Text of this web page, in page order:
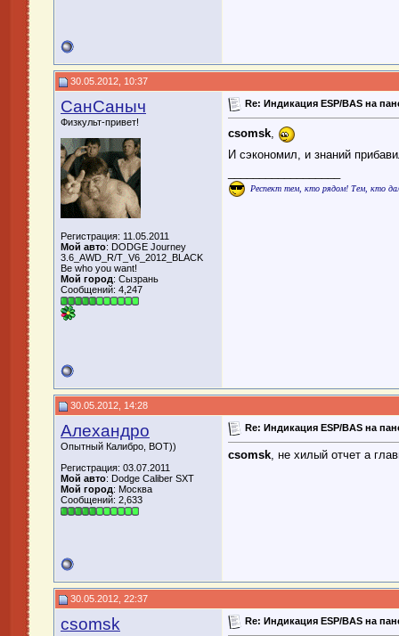
30.05.2012, 10:37
СанСаныч
Физкульт-привет!
Регистрация: 11.05.2011
Мой авто: DODGE Journey
3.6_AWD_R/T_V6_2012_BLACK
Be who you want!
Мой город: Сызрань
Сообщений: 4,247
Re: Индикация ESP/BAS на
csomsk,
И сэкономил, и знаний
Респект тем, кто рядом! Тем, кто
30.05.2012, 14:28
Алехандро
Опытный Калибро, ВОТ))
Регистрация: 03.07.2011
Мой авто: Dodge Caliber SXT
Мой город: Москва
Сообщений: 2,633
Re: Индикация ESP/BAS на
csomsk, не хилый отчет а
30.05.2012, 22:37
csomsk Re: Индикация ESP/BAS на